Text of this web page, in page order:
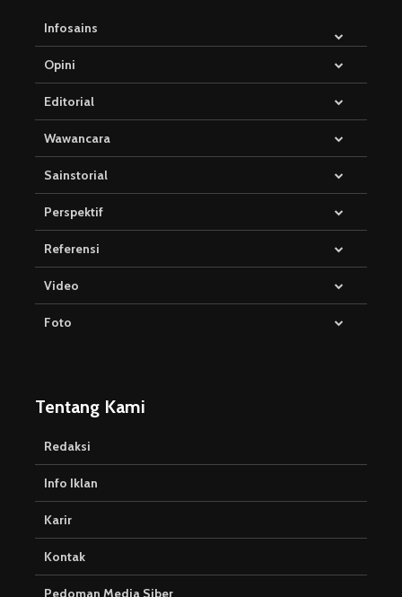
Infosains
Opini
Editorial
Wawancara
Sainstorial
Perspektif
Referensi
Video
Foto
Tentang Kami
Redaksi
Info Iklan
Karir
Kontak
Pedoman Media Siber